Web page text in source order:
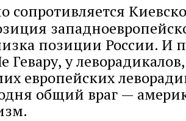
сопротивляется
позиции России. И
Гевару, у
европейских
общий враг —